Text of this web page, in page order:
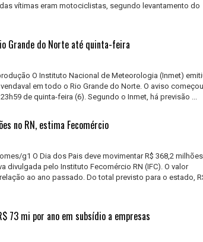
vítimas eram motociclistas, segundo levantamento do
Grande do Norte até quinta-feira
O Instituto Nacional de Meteorologia (Inmet)
em todo o Rio Grande do Norte. O aviso
de quinta-feira (6). Segundo o Inmet, há previsão ...
no RN, estima Fecomércio
g1 O Dia dos Pais deve movimentar R$ 368,2
divulgada pelo Instituto Fecomércio RN (IFC). O valor
ao ano passado. Do total previsto para o estado,
73 mi por ano em subsídio a empresas